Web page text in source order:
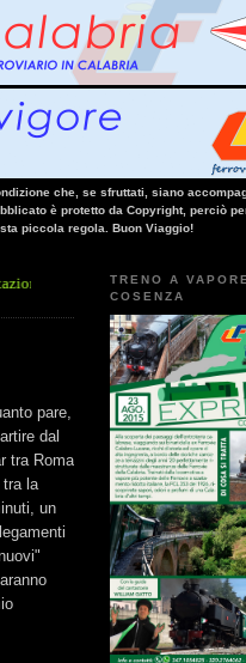
che, se sfruttati, siano
è protetto da Copyright, perciò
piccola regola. Buon Viaggio!
sulla linea Paola - Cosenza,
pare,
dal
tra Roma
tra la
un
TRENO A
COSENZA